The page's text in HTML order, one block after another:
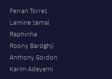
Ferran Torres
Lamine Yamal
Raphinha
Roony Bardghji
Anthony Gordon
Karim Adeyemi